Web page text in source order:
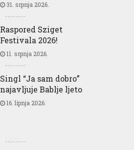
31. srpnja 2026.
Raspored Sziget
Festivala 2026!
11. srpnja 2026.
Singl “Ja sam dobro”
najavljuje Bablje ljeto
16. lipnja 2026.